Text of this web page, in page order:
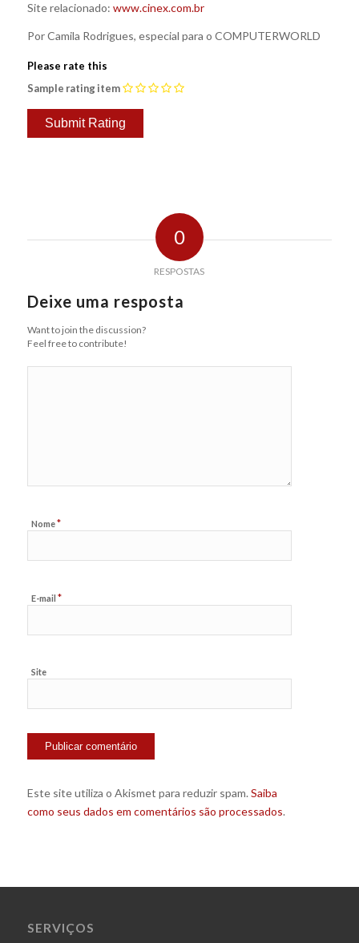
Site relacionado: www.cinex.com.br
Por Camila Rodrigues, especial para o COMPUTERWORLD
Please rate this
Sample rating item
0
RESPOSTAS
Deixe uma resposta
Want to join the discussion?
Feel free to contribute!
Nome*
E-mail *
Site
Este site utiliza o Akismet para reduzir spam. Saiba
como seus dados em comentários são processados.
SERVIÇOS